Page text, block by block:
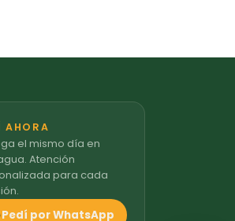
AHORA
el mismo día en
Atención
para cada
Pedí por WhatsApp